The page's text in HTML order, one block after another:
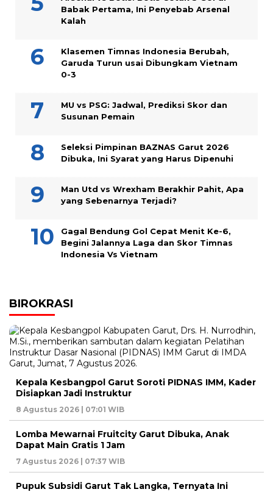
Babak Pertama, Ini Penyebab Arsenal
Kalah
Klasemen Timnas Indonesia Berubah,
Garuda Turun usai Dibungkam Vietnam
0-3
MU vs PSG: Jadwal, Prediksi Skor dan
Susunan Pemain
Seleksi Pimpinan BAZNAS Garut 2026
Dibuka, Ini Syarat yang Harus Dipenuhi
Man Utd vs Wrexham Berakhir Pahit, Apa
yang Sebenarnya Terjadi?
Gagal Bendung Gol Cepat Menit Ke-6,
Begini Jalannya Laga dan Skor Timnas
Indonesia Vs Vietnam
BIROKRASI
Kepala Kesbangpol Garut Soroti PIDNAS IMM, Kader
Disiapkan Jadi Instruktur
8 Agustus 2026 | 07:01 WIB
Lomba Mewarnai Fruitcity Garut Dibuka, Anak
Dapat Main Gratis 1 Jam
7 Agustus 2026 | 07:37 WIB
Pupuk Subsidi Garut Tak Langka, Ternyata Ini